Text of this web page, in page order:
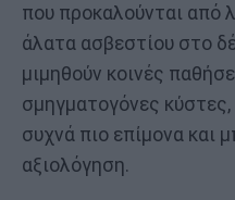
που προκαλούνται από
άλατα ασβεστίου στο
μιμηθούν κοινές
σμηγματογόνες κύστες,
συχνά πιο επίμονα και
αξιολόγηση.